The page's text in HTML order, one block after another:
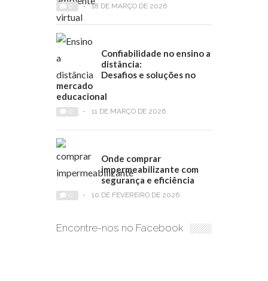
- 18 DE MARÇO DE 2026
Confiabilidade no ensino a
distância:
Desafios e soluções no
mercado
educacional
- 11 DE MARÇO DE 2026
Onde comprar
impermeabilizante com
segurança e eficiência
- 10 DE FEVEREIRO DE 2026
Encontre-nos no Facebook